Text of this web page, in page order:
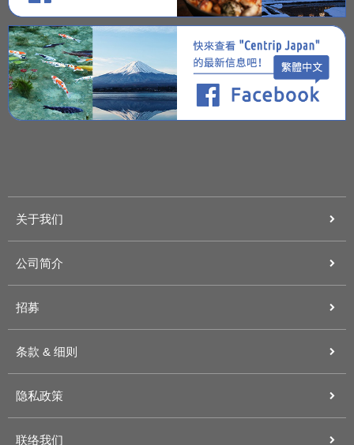
关于我们
公司简介
招募
条款 & 细则
隐私政策
联络我们